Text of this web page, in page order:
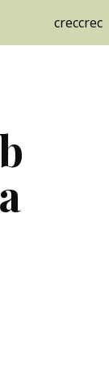
Skip tocreccrec